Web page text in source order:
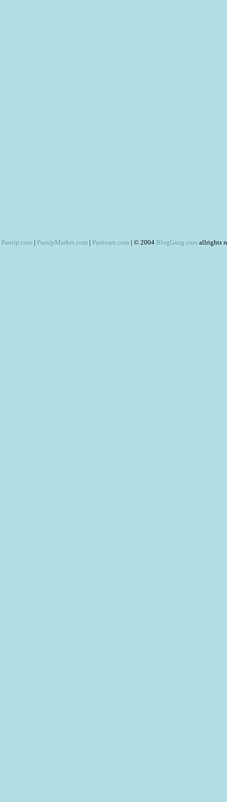
Pantip.com | PantipMarket.com | Pantown.com | © 2004 BlogGang.com allrights